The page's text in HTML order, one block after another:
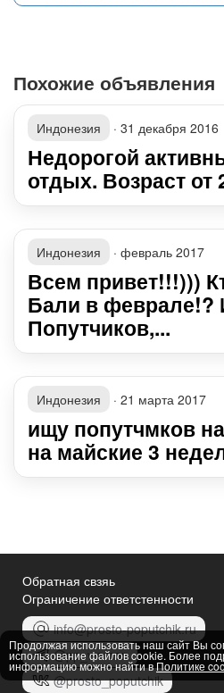
Похожие объявления
Индонезия · 31 декабря 2016
Недорогой
отдых. Возраст от
Индонезия · февраль 2017
Всем привет!!!)))
Бали в феврале!?
Попутчиков,...
Индонезия · 21 марта 2017
ищу попутчмков
на майские 3
Обратная свзяь
Ограничение ответстенности
info@prosto-poputchik.ru
@pp_women
@prosto_poputchik
Продолжая использовать наш сайт Вы
использование файлов cookie. Более
информацию можно найти вПолитике